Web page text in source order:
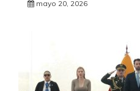
mayo 20, 2026